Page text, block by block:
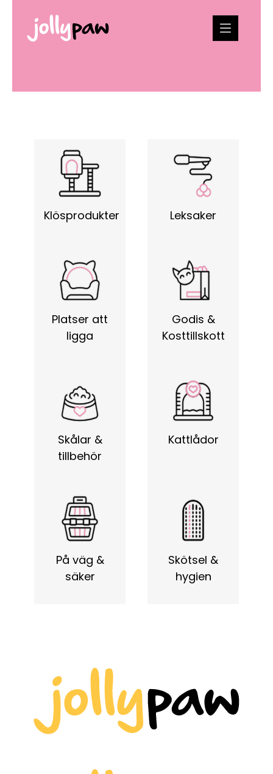
Klösprodukter Leksaker
Platser att
ligga
Godis &
Kosttillskott
Skålar &
tillbehör
Kattlådor
På väg &
säker
Skötsel &
hygien